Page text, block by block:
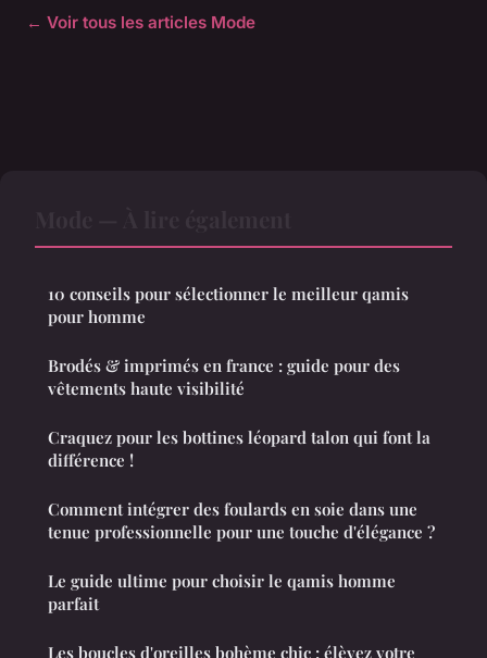
← Voir tous les articles Mode
10 conseils pour sélectionner le meilleur qamis
pour homme
Brodés & imprimés en france : guide pour des
vêtements haute visibilité
Craquez pour les bottines léopard talon qui font la
différence !
Comment intégrer des foulards en soie dans une
tenue professionnelle pour une touche d'élégance ?
Le guide ultime pour choisir le qamis homme
parfait
Les boucles d'oreilles bohème chic : élèvez votre